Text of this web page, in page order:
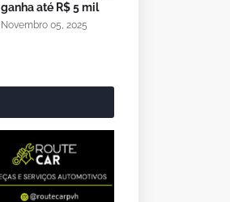
ganha até R$ 5 mil
Novembro 05, 2025